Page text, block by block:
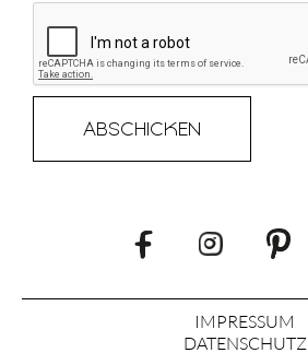
IMPRESSUM
DATENSCHUTZ